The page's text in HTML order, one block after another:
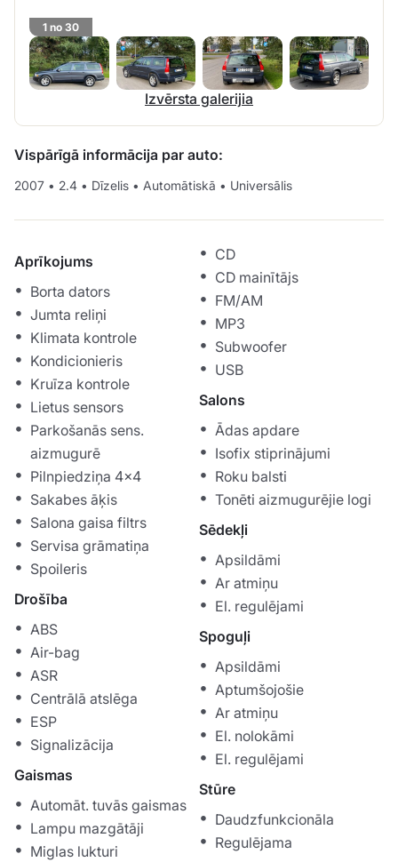
1 no 30
Izvērsta galerijia
Vispārīgā informācija par auto:
2007 • 2.4 • Dīzelis • Automātiskā • Universālis
Aprīkojums
Borta dators
Jumta reliņi
Klimata kontrole
Kondicionieris
Kruīza kontrole
Lietus sensors
Parkošanās sens.
aizmugurē
Pilnpiedziņa 4x4
Sakabes āķis
Salona gaisa filtrs
Servisa grāmatiņa
Spoileris
Drošība
ABS
Air-bag
ASR
Centrālā atslēga
ESP
Signalizācija
Gaismas
Automāt. tuvās gaismas
Lampu mazgātāji
Miglas lukturi
CD
CD mainītājs
FM/AM
MP3
Subwoofer
USB
Salons
Ādas apdare
Isofix stiprinājumi
Roku balsti
Tonēti aizmugurējie logi
Sēdekļi
Apsildāmi
Ar atmiņu
El. regulējami
Spoguļi
Apsildāmi
Aptumšojošie
Ar atmiņu
El. nolokāmi
El. regulējami
Stūre
Daudzfunkcionāla
Regulējama